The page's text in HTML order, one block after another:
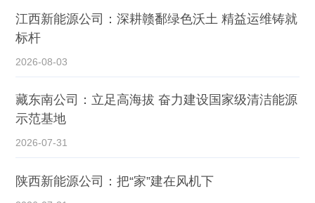
江西新能源公司：深耕赣鄱绿色沃土 精益运维铸就
标杆
2026-08-03
藏东南公司：立足高海拔 奋力建设国家级清洁能源
示范基地
2026-07-31
陕西新能源公司：把“家”建在风机下